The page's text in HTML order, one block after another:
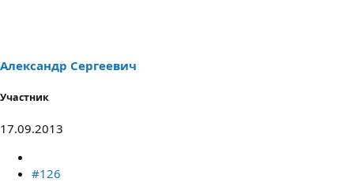
Александр Сергеевич
Участник
17.09.2013
#126